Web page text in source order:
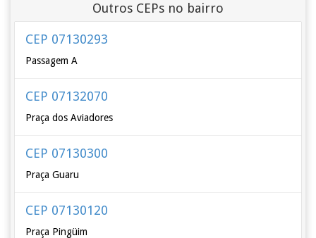
Outros CEPs no bairro
CEP 07130293
Passagem A
CEP 07132070
Praça dos Aviadores
CEP 07130300
Praça Guaru
CEP 07130120
Praça Pingüim